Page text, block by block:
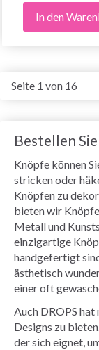
In den
Seite 1 von 16
Bestellen
Knöpfe können
stricken oder
Knöpfen zu
bieten wir
Metall und
einzigartige
handgefertigt
ästhetisch
einer oft
Auch DROPS
Designs zu
der sich eignet,